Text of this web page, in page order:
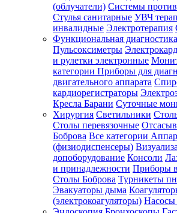
(облучатели) Системы
Стулья санитарные УВЧ
инвалидные Электротерапия
Функциональная диагностика
Пульсоксиметры
и рулетки электронные
категории Приборы для
двигательного аппарата
кардиорегистраторы
Кресла Барани Суточные
Хирургия Светильники
Столы перевязочные
Боброва Все категории
(физиодиспенсеры)
допоборудование Консоли
и принадлежности Приборы
Столы Боброва Турникеты
Эвакуаторы дыма
(электрокоагуляторы)